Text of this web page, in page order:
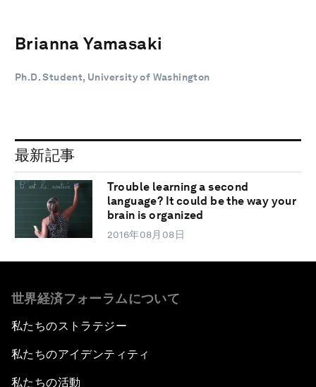
Brianna Yamasaki
Ph.D. Student, University of Washington
最新記事
Trouble learning a second
language? It could be the way your
brain is organized
2016年08月08日
世界経済フォーラムについて
私たちのストラテジー
私たちのアイデンティティ
私たちの活動